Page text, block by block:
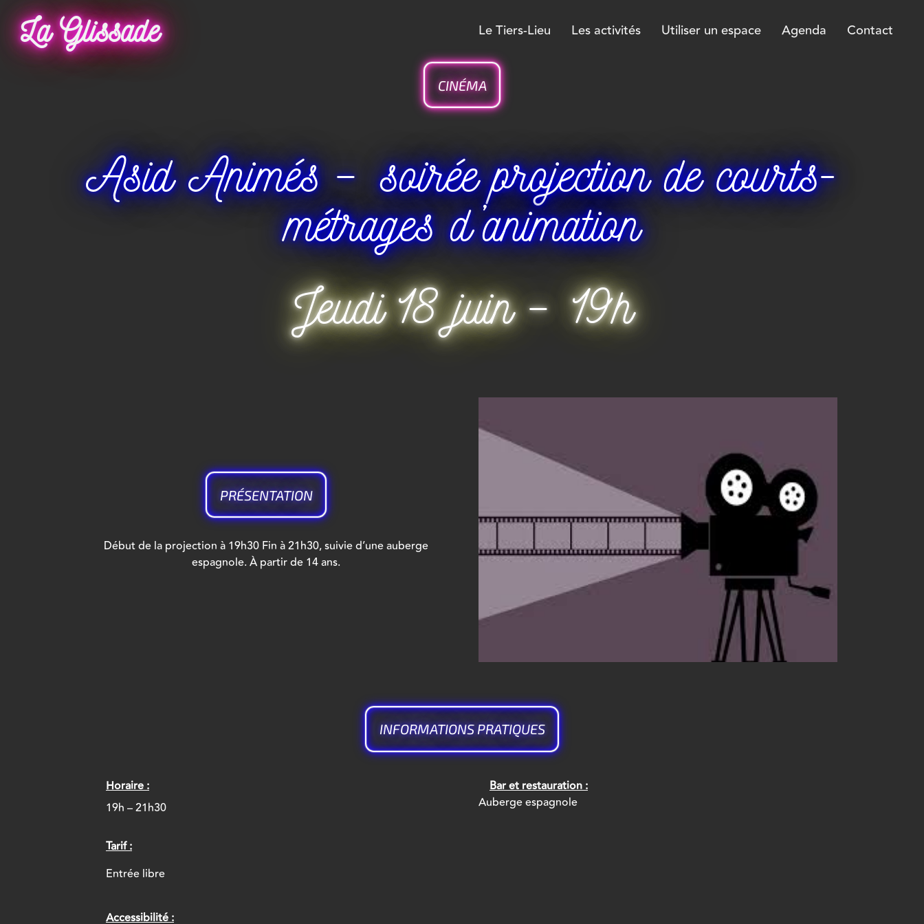
La Glissade Le Tiers-Lieu Les activités Utiliser un espace Agenda Contact
CINÉMA
Asid Animés – soirée projection de courts-
métrages d’animation
Jeudi 18 juin – 19h
PRÉSENTATION
Début de la projection à 19h30 Fin à 21h30, suivie d’une auberge
espagnole. À partir de 14 ans.
INFORMATIONS PRATIQUES
Horaire :
19h – 21h30
Tarif :
Entrée libre
Accessibilité :
Bar et restauration :
Auberge espagnole